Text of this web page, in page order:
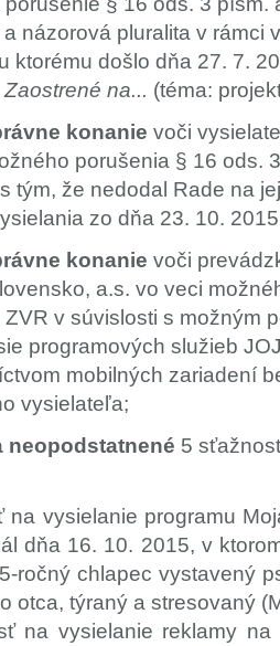
názorová pluralita v rámci
ktorému došlo dňa 27. 7.
Zaostrené na... (téma:
konanie voči
porušenia § 16 ods.
tým, že nedodal Rade na
zo dňa 23. 10.
konanie voči
a.s. vo veci
ZVR v súvislosti s možným
programových služieb
mobilných zariadení
vysielateľa;
neopodstatnené 5
vysielanie programu
dňa 16. 10. 2015, v
ročný chlapec vystavený
otca, týraný a stresovaný
vysielanie reklamy na